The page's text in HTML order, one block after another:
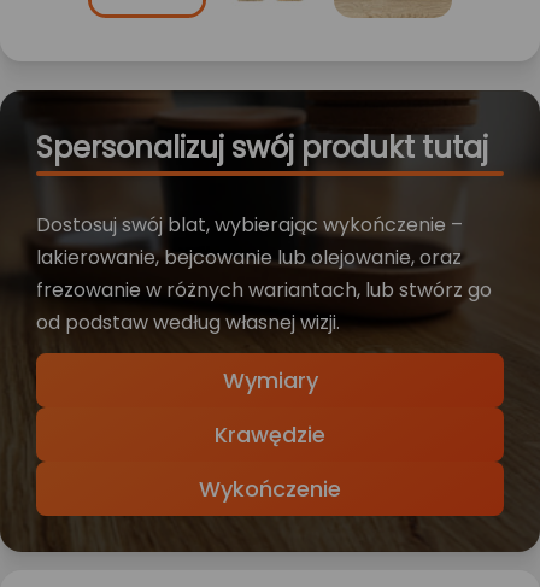
Spersonalizuj swój produkt tutaj
Dostosuj swój blat, wybierając wykończenie –
lakierowanie, bejcowanie lub olejowanie, oraz
frezowanie w różnych wariantach, lub stwórz go
od podstaw według własnej wizji.
Wymiary
Krawędzie
Wykończenie